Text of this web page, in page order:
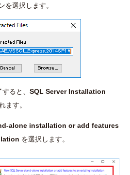
を選択します。
ると、 SQL Server Installation
ます。
alone installation or add features
を選択します。